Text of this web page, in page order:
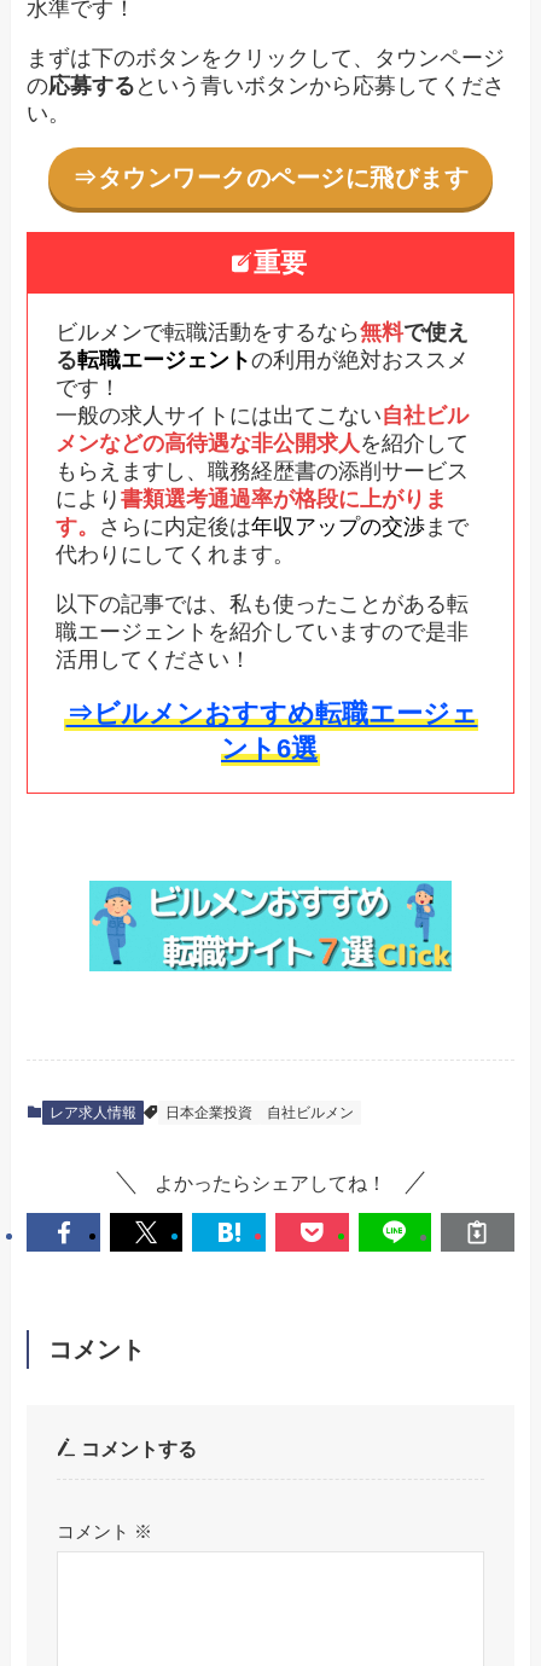
水準です！
まずは下のボタンをクリックして、タウンページ
の応募する という青いボタンから応募してくださ
い。
⇒タウンワークのページに飛びます
重要
ビルメンで転職活動をするなら無料で使え
る転職エージェントの利用が絶対おススメ
です！
一般の求人サイトには出てこない自社ビル
メンなどの高待遇な非公開求人を紹介して
もらえますし、職務経歴書の添削サービス
により 書類選考通過率が格段に上がりま
す。
さらに内定後は年収アップの交渉まで
代わりにしてくれます。
以下の記事では、私も使ったことがある転
職エージェントを紹介していますので是非
活用してください！
⇒ビルメンおすすめ転職エージェ
ント6選
レア求人情報 日本企業投資 自社ビルメン
よかったらシェアしてね！
コメント
コメントする
コメント ※